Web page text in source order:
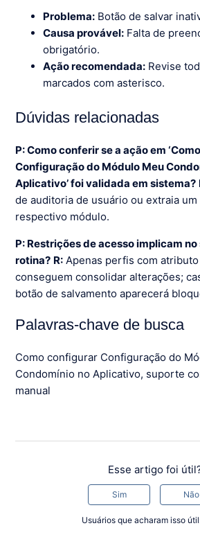
Problema: Botão de salvar
Causa provável: Falta de
obrigatório.
Ação recomendada: Revise
marcados com asterisco.
Dúvidas relacionadas
P: Como conferir se a ação em
Configuração do Módulo Meu
Aplicativo’ foi validada em sistema?
de auditoria de usuário ou extraia
respectivo módulo.
P: Restrições de acesso implicam
rotina? R: Apenas perfis com atributo
conseguem consolidar alterações;
botão de salvamento aparecerá
Palavras-chave de busca
Como configurar Configuração do
Condomínio no Aplicativo, suporte
manual
Esse artigo foi
Sim Não
Usuários que acharam isso